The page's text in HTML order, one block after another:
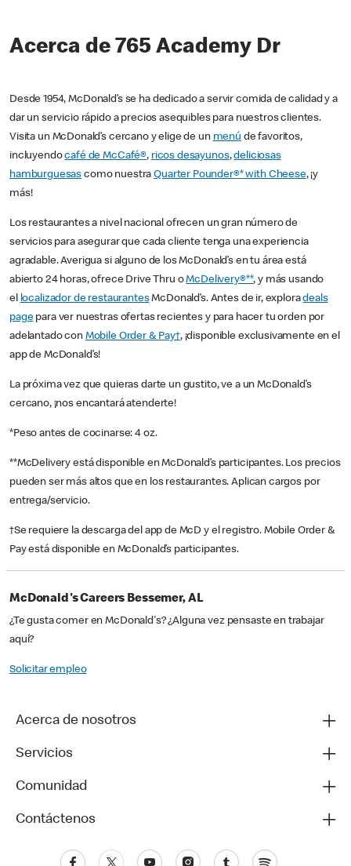
Acerca de 765 Academy Dr
Desde 1954, McDonald’s se ha dedicado a servir comida de calidad y a
dar un servicio rápido a precios asequibles para nuestros clientes.
Visita un McDonald’s cercano y elige de un menú de favoritos,
incluyendocafé de McCafé®, ricos desayunos,deliciosas
hamburguesas como nuestraQuarter Pounder®* with Cheese, ¡y
más!
Los restaurantes a nivel nacional ofrecen un gran número de
servicios para asegurar que cada cliente tenga una experiencia
agradable. Averigua si alguno de los McDonald’s en tu área está
abierto 24 horas, ofrece Drive Thru oMcDelivery®**, y más usando
el localizador de restaurantesMcDonald’s. Antes de ir, exploradeals
pagepara ver nuestras ofertas recientes y para hacer tu orden por
adelantado con Mobile Order & Pay†, ¡disponible exclusivamente en el
app de McDonald’s!
La próxima vez que quieras darte un gustito, ve a un McDonald’s
cercano, ¡nos encantará atenderte!
*Peso antes de cocinarse: 4 oz.
**McDelivery está disponible en McDonald’s participantes. Los precios
pueden ser más altos que en los restaurantes. Aplican cargos por
entrega/servicio.
†Se requiere la descarga del app de McD y el registro. Mobile Order &
Pay está disponible en McDonald’s participantes.
McDonald's Careers Bessemer, AL
¿Te gusta comer en McDonald's? ¿Alguna vez pensaste en trabajar
aquí?
Solicitar empleo
Acerca de nosotros
Servicios
Comunidad
Contáctenos